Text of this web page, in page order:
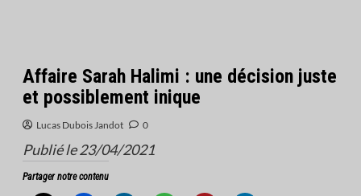
Affaire Sarah Halimi : une décision juste
et possiblement inique
Lucas Dubois Jandot 0
Publié le 23/04/2021
Partager notre contenu